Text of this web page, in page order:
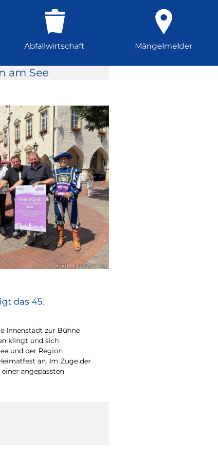
Abfallwirtschaft Mängelmelder
am See
© Stadt Haltern am See
das 45.
Innenstadt zur Bühne
klingt und sich
und der Region
an. Im Zuge der
angepassten